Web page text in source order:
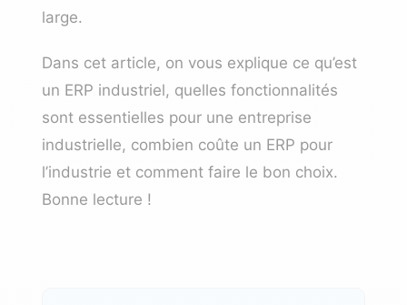
large.
Dans cet article, on vous explique ce qu’est
un ERP industriel, quelles fonctionnalités
sont essentielles pour une entreprise
industrielle, combien coûte un ERP pour
l’industrie et comment faire le bon choix.
Bonne lecture !